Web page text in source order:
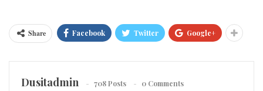
หมายเลขเรียงต่อกันตั้งแต่ หมายเลข 3-9 ประกอบด้วย
น.ส. วิรัลย์ยา วงษ์จันทร์ หมายเลข 5
Share Facebook Twitter Google+
Dusitadmin 708 Posts 0 Comments